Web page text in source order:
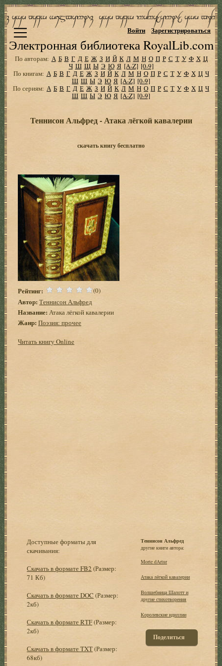
Электронная библиотека RoyalLib.com
Войти Зарегистрироваться
По авторам: А Б В Г Д Е Ж З И Й К Л М Н О П Р С Т У Ф Х Ц
Ч Ш Щ Ы Э Ю Я [A-Z] [0-9]
По книгам: А Б В Г Д Е Ж З И Й К Л М Н О П Р С Т У Ф Х Ц Ч
Ш Щ Ы Э Ю Я [A-Z] [0-9]
По сериям: А Б В Г Д Е Ж З И Й К Л М Н О П Р С Т У Ф Х Ц Ч
Ш Щ Ы Э Ю Я [A-Z] [0-9]
Теннисон Альфред - Атака лёгкой кавалерии
скачать книгу бесплатно
Рейтинг: (0)
Автор: Теннисон Альфред
Название: Атака лёгкой кавалерии
Жанр: Поэзия: прочее
Читать книгу Online
Доступные форматы для
скачивания:
Скачать в формате FB2 (Размер:
71 Кб)
Скачать в формате DOC (Размер:
2кб)
Скачать в формате RTF(Размер:
2кб)
Скачать в формате TXT(Размер:
68кб)
Теннисон Альфред
другие книги автора:
Morte dArtur
Атака лёгкой кавалерии
Волшебница Шалотт и
другие стихотворения
Королевские идиллии
Поделиться